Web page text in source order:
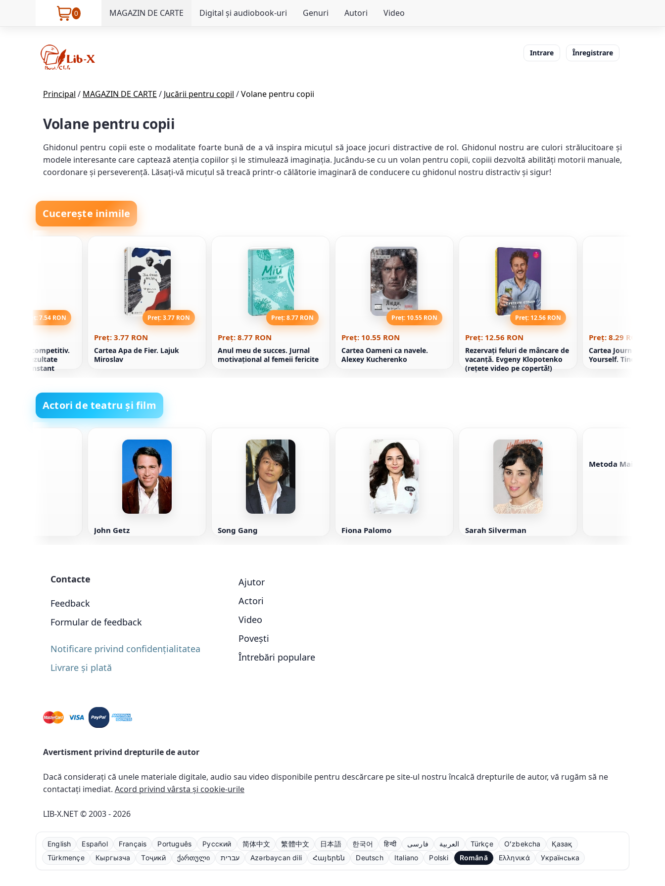
0 MAGAZIN DE CARTE Digital și audiobook-uri Genuri Autori Video
Intrare Înregistrare
Principal / MAGAZIN DE CARTE / Jucării pentru copil /Volane pentru copii
Volane pentru copii
Ghidonul pentru copii este o modalitate foarte bună de a vă inspira micuțul să joace jocuri distractive de rol. Ghidonul nostru are culori strălucitoare și
modele interesante care captează atenția copiilor și le stimulează imaginația. Jucându-se cu un volan pentru copii, copiii dezvoltă abilități motorii manuale,
coordonare și perseverență. Lăsați-vă micuțul să treacă printr-o călătorie imaginară de conducere cu ghidonul nostru distractiv și sigur!
Cucerește inimile
Preț: 7.54 RON
avantaj competitiv.
rezultate
mod constant
Preț: 3.77 RON
Preț: 3.77 RON
Cartea Apa de Fier. Lajuk
Miroslav
Preț: 8.77 RON
Preț: 8.77 RON
Anul meu de succes. Jurnal
motivaţional al femeii fericite
Preț: 10.55 RON
Preț: 10.55 RON
Cartea Oameni ca navele.
Alexey Kucherenko
Preț: 12.56 RON
Preț: 12.56 RON
Rezervați feluri de mâncare de
vacanță. Evgeny Klopotenko
(rețete video pe copertă!)
Preț: 8.29 RON
Cartea Journey Deep
Yourself. Tineri Pueblo
Actori de teatru și film
John Getz Song Gang Fiona Palomo Sarah Silverman
Metoda Maine
Contacte
Feedback
Formular de feedback
Notificare privind confidențialitatea
Livrare și plată
Ajutor
Actori
Video
Povești
Întrebări populare
Avertisment privind drepturile de autor
Dacă considerați că unele materiale digitale, audio sau video disponibile pentru descărcare pe site-ul nostru încalcă drepturile de autor, vă rugăm să ne
contactați imediat. Acord privind vârsta și cookie-urile
LIB-X.NET © 2003 - 2026
English Español Français Português Русский 简体中文 繁體中文 日本語 한국어 हिन्दी فارسی العربية Türkçe Oʻzbekcha
Қазақ
Türkmençe
Кыргызча Тоҷикӣ ქართული עברית Azərbaycan dili Հայերեն Deutsch Italiano Polski Română Ελληνικά Українська